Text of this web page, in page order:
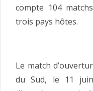
compte 104
trois pays hôtes.
Le match
du Sud, le 11